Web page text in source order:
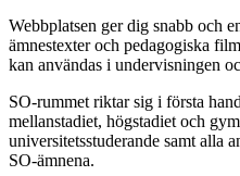
Webbplatsen ger dig snabb och
ämnestexter och pedagogiska
kan användas i undervisningen
SO-rummet riktar sig i första
mellanstadiet, högstadiet och
universitetsstuderande samt alla
SO-ämnena.